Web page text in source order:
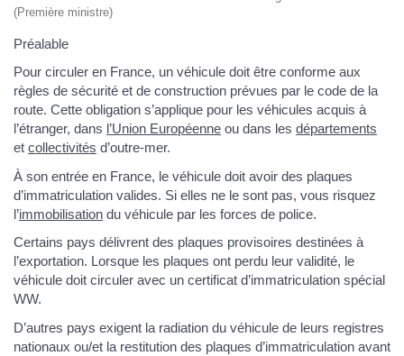
(Première ministre)
Préalable
Pour circuler en France, un véhicule doit être conforme aux
règles de sécurité et de construction prévues par le code de la
route. Cette obligation s’applique pour les véhicules acquis à
l’étranger, dans l’Union Européenne ou dans les départements
et collectivités d’outre-mer.
À son entrée en France, le véhicule doit avoir des plaques
d’immatriculation valides. Si elles ne le sont pas, vous risquez
l’immobilisation du véhicule par les forces de police.
Certains pays délivrent des plaques provisoires destinées à
l’exportation. Lorsque les plaques ont perdu leur validité, le
véhicule doit circuler avec un certificat d’immatriculation spécial
WW.
D’autres pays exigent la radiation du véhicule de leurs registres
nationaux ou/et la restitution des plaques d’immatriculation avant